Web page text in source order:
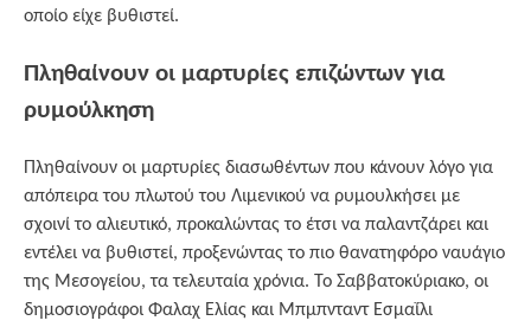
οποίο είχε βυθιστεί.
Πληθαίνουν οι μαρτυρίες επιζώντων για
ρυμούλκηση
Πληθαίνουν οι μαρτυρίες διασωθέντων που κάνουν λόγο για
απόπειρα του πλωτού του Λιμενικού να ρυμουλκήσει με
σχοινί το αλιευτικό, προκαλώντας το έτσι να παλαντζάρει και
εντέλει να βυθιστεί, προξενώντας το πιο θανατηφόρο ναυάγιο
της Μεσογείου, τα τελευταία χρόνια. Το Σαββατοκύριακο, οι
δημοσιογράφοι Φαλαχ Ελίας και Μπμπνταντ Εσμαΐλι